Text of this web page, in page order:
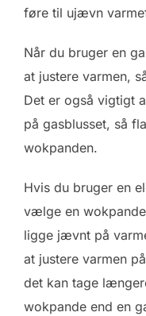
føre til ujævn
Når du bruger en
at justere varmen,
Det er også vigtigt
på gasblusset, så
wokpanden.
Hvis du bruger en
vælge en
ligge jævnt på
at justere varmen
det kan tage
wokpande end en